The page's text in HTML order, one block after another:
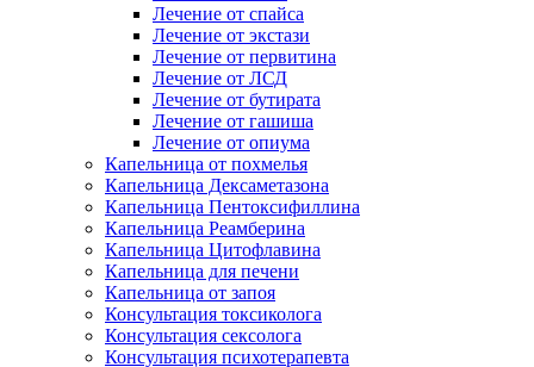
Лечение от спайса
Лечение от экстази
Лечение от первитина
Лечение от ЛСД
Лечение от бутирата
Лечение от гашиша
Лечение от опиума
Капельница от похмелья
Капельница Дексаметазона
Капельница Пентоксифиллина
Капельница Реамберина
Капельница Цитофлавина
Капельница для печени
Капельница от запоя
Консультация токсиколога
Консультация сексолога
Консультация психотерапевта